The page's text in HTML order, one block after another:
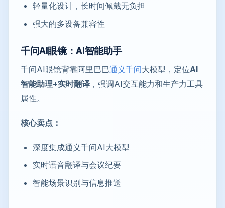
轻量化设计，长时间佩戴无负担
强大的多设备兼容性
千问AI眼镜：AI智能助手
千问AI眼镜背靠阿里巴巴通义千问大模型，定位AI
智能助理+实时翻译 ，强调AI交互能力和生产力工具
属性。
核心卖点：
深度集成通义千问AI大模型
实时语音翻译与会议纪要
智能场景识别与信息推送